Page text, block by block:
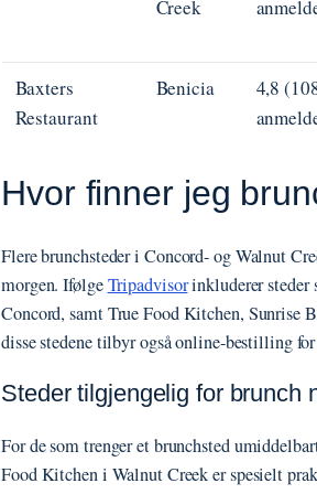
Creek
Baxters
Restaurant
Benicia
4,8
Hvor finner jeg
Flere brunchsteder i Concord- og Walnut
morgen. IfølgeTripadvisorinkluderer steder
Concord, samt True Food Kitchen, Sunrise
disse stedene tilbyr også online-bestilling
Steder tilgjengelig for brunch
For de som trenger et brunchsted
Food Kitchen i Walnut Creek er spesielt